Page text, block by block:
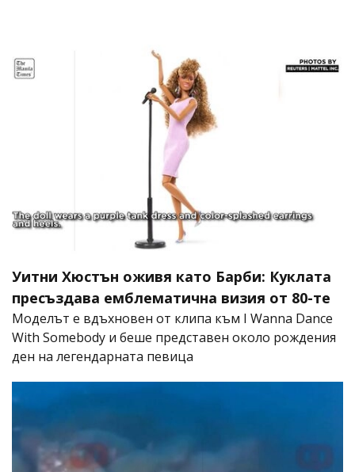
Уитни Хюстън оживя като Барби: Куклата
пресъздава емблематична визия от 80-те
Моделът е вдъхновен от клипа към I Wanna Dance
With Somebody и беше представен около рождения
ден на легендарната певица